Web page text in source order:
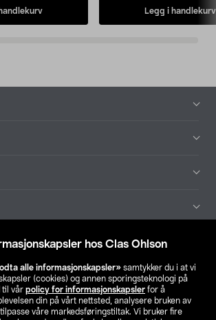
hos Clas Ohlson
alle informasjonskapsler» samtykker du i at vi
(cookies) og annen sporingsteknologi på
til vår policy for informasjonskapsler for å
din på vårt nettsted, analysere bruken av
våre markedsføringstiltak. Vi bruker fire
Legg i handlekurv
Finn din butikk
SE NO FI